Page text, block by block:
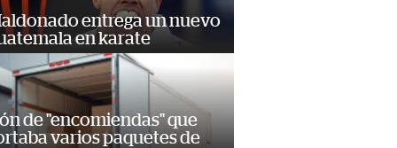
entrega un nuevo
en karate
de "encomiendas" que
varios paquetes de